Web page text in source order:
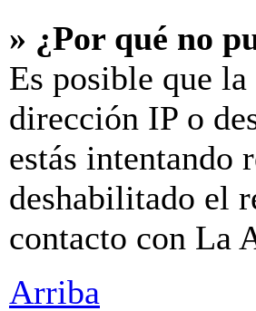
» ¿Por qué no
Es posible que
dirección IP o
estás intentando
deshabilitado el
contacto con La
Arriba